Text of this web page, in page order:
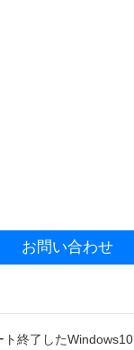
お問い合わせ
ト終了した